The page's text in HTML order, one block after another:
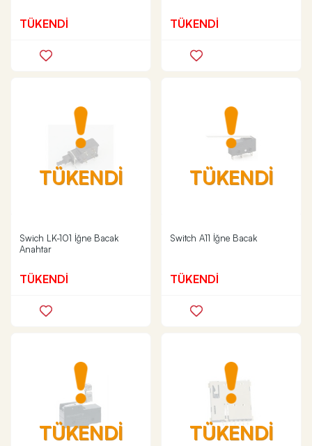
TÜKENDİ TÜKENDİ
TÜKENDİ
Swich LK-101 İğne Bacak
Anahtar
TÜKENDİ
TÜKENDİ
Switch A11 İğne Bacak
TÜKENDİ
TÜKENDİ TÜKENDİ